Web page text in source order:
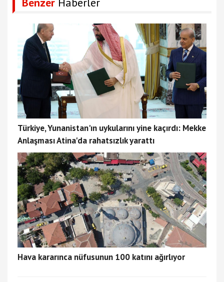
Türkiye, Yunanistan'ın uykularını yine kaçırdı: Mekke
Anlaşması Atina'da rahatsızlık yarattı
Hava kararınca nüfusunun 100 katını ağırlıyor